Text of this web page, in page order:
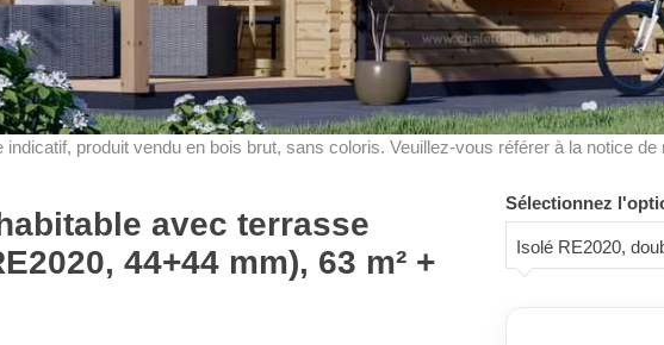
produit vendu en bois brut, sans coloris. Veuillez-vous référer à la notice de
avec terrasse
44+44 mm), 63 m² +
Sélectionnez
Isolé RE2020,